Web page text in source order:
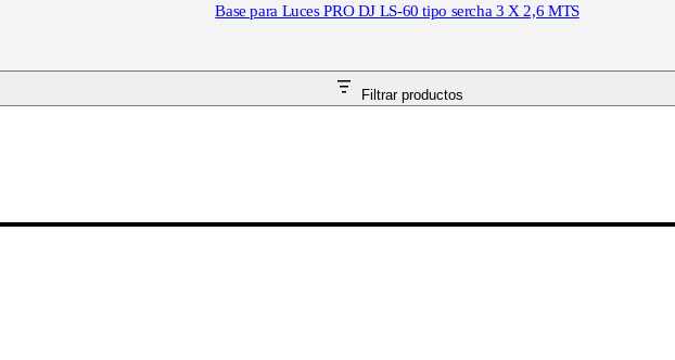
Base para Luces PRO DJ LS-60 tipo sercha 3 X 2,6 MTS
Filtrar productos